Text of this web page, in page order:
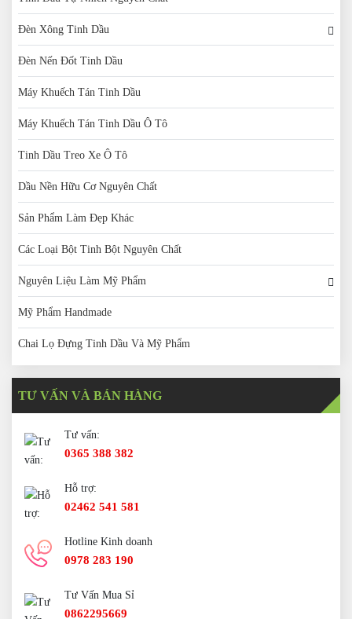
Đèn Xông Tinh Dầu
Đèn Nến Đốt Tinh Dầu
Máy Khuếch Tán Tinh Dầu
Máy Khuếch Tán Tinh Dầu Ô Tô
Tinh Dầu Treo Xe Ô Tô
Dầu Nền Hữu Cơ Nguyên Chất
Sản Phẩm Làm Đẹp Khác
Các Loại Bột Tinh Bột Nguyên Chất
Nguyên Liệu Làm Mỹ Phẩm
Mỹ Phẩm Handmade
Chai Lọ Đựng Tinh Dầu Và Mỹ Phẩm
TƯ VẤN VÀ BÁN HÀNG
Tư vấn:
0365 388 382
Hỗ trợ:
02462 541 581
Hotline Kinh doanh
0978 283 190
Tư Vấn Mua Sỉ
0862295669